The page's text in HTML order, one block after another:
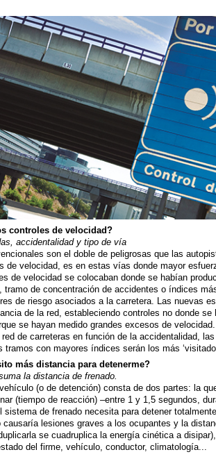
controles de velocidad?
accidentalidad y tipo de vía
son el doble de peligrosas que las
de velocidad, es en estas vías donde mayor
de velocidad se colocaban donde se habían
tramo de concentración de accidentes o índices
de riesgo asociados a la carretera. Las nuevas
de la red, estableciendo controles no donde
se hayan medido grandes excesos de
de carreteras en función de la accidentalidad,
con mayores índices serán los más
más distancia para detenerme?
la distancia de frenado.
(o de detención) consta de dos partes: la
(tiempo de reacción) –entre 1 y 1,5 segundos,
de frenado necesita para detener
lesiones graves a los ocupantes y la
se cuadruplica la energía cinética a
del firme, vehículo, conductor, climatología...